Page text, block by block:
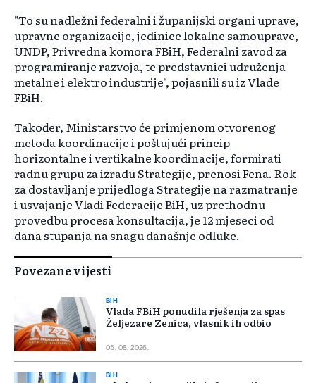
"To su nadležni federalni i županijski organi uprave,
upravne organizacije, jedinice lokalne samouprave,
UNDP, Privredna komora FBiH, Federalni zavod za
programiranje razvoja, te predstavnici udruženja
metalne i elektro industrije", pojasnili su iz Vlade
FBiH.
Također, Ministarstvo će primjenom otvorenog
metoda koordinacije i poštujući princip
horizontalne i vertikalne koordinacije, formirati
radnu grupu za izradu Strategije, prenosi Fena. Rok
za dostavljanje prijedloga Strategije na razmatranje
i usvajanje Vladi Federacije BiH, uz prethodnu
provedbu procesa konsultacija, je 12 mjeseci od
dana stupanja na snagu današnje odluke.
Povezane vijesti
BIH
Vlada FBiH ponudila rješenja za spas
Željezare Zenica, vlasnik ih odbio
05. 08. 2026.
BIH